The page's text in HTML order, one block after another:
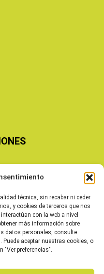
técnica, sin recabar ni ceder
y cookies de terceros que nos
con la web a nivel
más información sobre
datos personales, consulte
aceptar nuestras cookies, o
"Ver preferencias".